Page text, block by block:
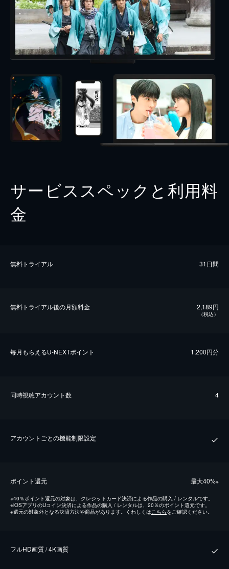
サービススペックと利用料
金
無料トライアル 31日間
無料トライアル後の⽉額料金 2,189円
（税込）
毎⽉もらえるU-NEXTポイント 1,200円分
同時視聴アカウント数 4
アカウントごとの機能制限設定
ポイント還元 最⼤40%※
※40％ポイント還元の対象は、クレジットカード決済による作品の購入 / レンタルです。
※iOSアプリのUコイン決済による作品の購入 / レンタルは、20％のポイント還元です。
※還元の対象外となる決済方法や商品があります。くわしくはこちらをご確認ください。
フルHD画質 / 4K画質